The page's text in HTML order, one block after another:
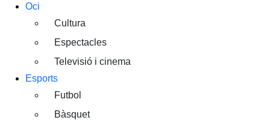
Oci
Cultura
Espectacles
Televisió i cinema
Esports
Futbol
Bàsquet